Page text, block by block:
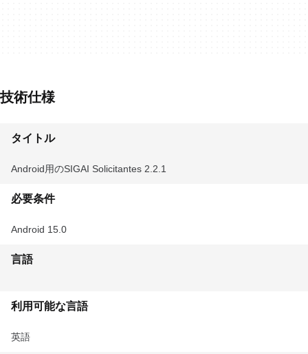
技術仕様
タイトル
Android用のSIGAI Solicitantes 2.2.1
必要条件
Android 15.0
言語
利用可能な言語
英語